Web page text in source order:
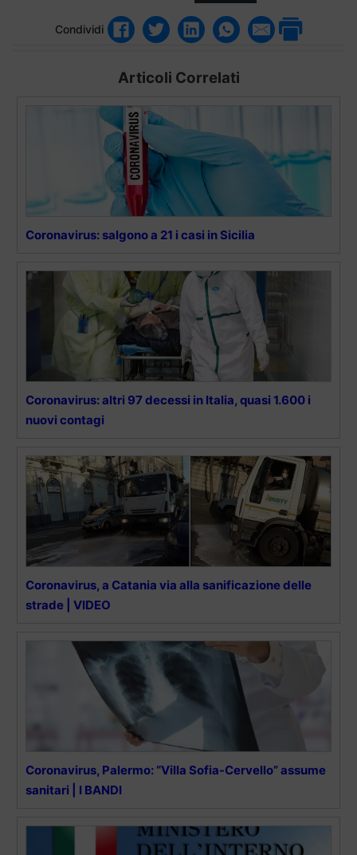
Condividi
Articoli Correlati
Coronavirus: salgono a 21 i casi in Sicilia
Coronavirus: altri 97 decessi in Italia, quasi 1.600 i
nuovi contagi
Coronavirus, a Catania via alla sanificazione delle
strade | VIDEO
Coronavirus, Palermo: “Villa Sofia-Cervello” assume
sanitari | I BANDI